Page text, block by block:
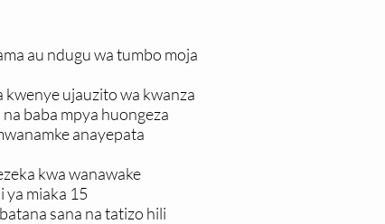
au ndugu wa tumbo moja
ujauzito wa kwanza
baba mpya huongeza
anayepata
kwa wanawake
ya miaka 15
sana na tatizo hili